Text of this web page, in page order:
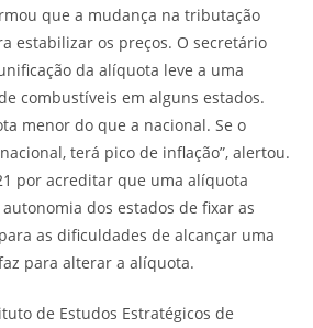
que a mudança na tributação
estabilizar os preços. O secretário
da alíquota leve a uma
combustíveis em alguns estados.
menor do que a nacional. Se o
terá pico de inflação”, alertou.
por acreditar que uma alíquota
dos estados de fixar as
as dificuldades de alcançar uma
para alterar a alíquota.
de Estudos Estratégicos de